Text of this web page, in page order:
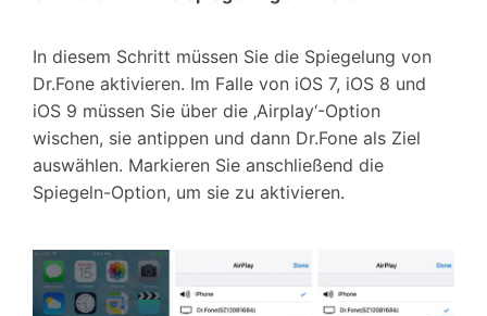
In diesem Schritt müssen Sie die Spiegelung von
Dr.Fone aktivieren. Im Falle von iOS 7, iOS 8 und
iOS 9 müssen Sie über die ‚Airplay‘-Option
wischen, sie antippen und dann Dr.Fone als Ziel
auswählen. Markieren Sie anschließend die
Spiegeln-Option, um sie zu aktivieren.